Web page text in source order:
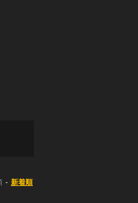
- 新着順